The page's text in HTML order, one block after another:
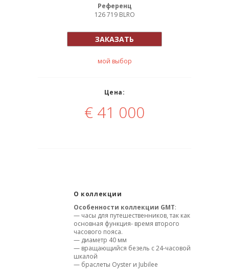
Референц
126 719 BLRO
ЗАКАЗАТЬ
мой выбор
Цена:
€ 41 000
О коллекции
Особенности коллекции GMT:
— часы для путешественников, так как
основная функция- время второго
часового пояса.
— диаметр 40 мм
— вращающийся безель с 24-часовой
шкалой
— браслеты Oyster и Jubilee